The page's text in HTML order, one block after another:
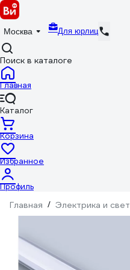
Москва Для юрлиц
Поиск в каталоге
Главная
Каталог
Корзина
Избранное
Профиль
Главная / Электрика и свет